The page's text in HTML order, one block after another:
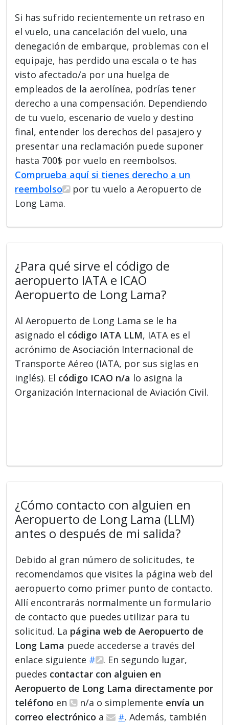
Si has sufrido recientemente un retraso en
el vuelo, una cancelación del vuelo, una
denegación de embarque, problemas con el
equipaje, has perdido una escala o te has
visto afectado/a por una huelga de
empleados de la aerolínea, podrías tener
derecho a una compensación. Dependiendo
de tu vuelo, escenario de vuelo y destino
final, entender los derechos del pasajero y
presentar una reclamación puede suponer
hasta 700$ por vuelo en reembolsos.
Comprueba aquí si tienes derecho a un
reembolso
por tu vuelo a Aeropuerto de
Long Lama.
¿Para qué sirve el código de
aeropuerto IATA e ICAO
Aeropuerto de Long Lama?
Al Aeropuerto de Long Lama se le ha
asignado el código IATA LLM, IATA es el
acrónimo de Asociación Internacional de
Transporte Aéreo (IATA, por sus siglas en
inglés). El código ICAO n/a lo asigna la
Organización Internacional de Aviación Civil.
¿Cómo contacto con alguien en
Aeropuerto de Long Lama (LLM)
antes o después de mi salida?
Debido al gran número de solicitudes, te
recomendamos que visites la página web del
aeropuerto como primer punto de contacto.
Allí encontrarás normalmente un formulario
de contacto que puedes utilizar para tu
solicitud. La página web de Aeropuerto de
Long Lama puede accederse a través del
enlace siguiente #
. En segundo lugar,
puedes contactar con alguien en
Aeropuerto de Long Lama directamente por
teléfono en n/a o simplemente envía un
correo electrónico a #. Además, también